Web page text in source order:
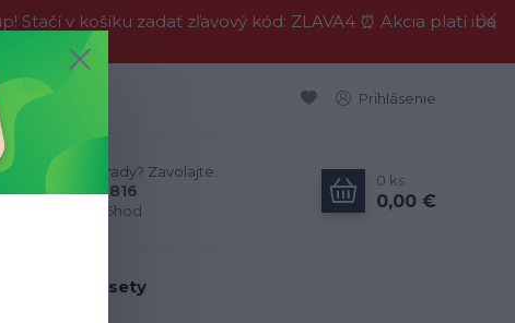
Stačí v košíku zadať zľavový kód: ZLAVA4 ⏰ Akcia platí iba
Prihlásenie
Neviete si rady? Zavolajte.
0911 594 816
Po-Pia, 9-16hod
0 ks
0,00 €
Jedálenské sety